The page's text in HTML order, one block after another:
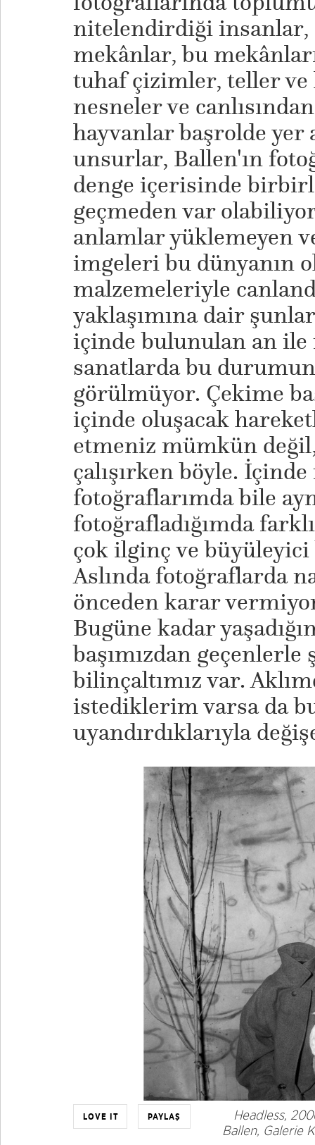
nitelendirdiği insanlar,
mekânlar, bu
tuhaf çizimler, teller
nesneler ve
hayvanlar başrolde yer
unsurlar, Ballen'ın
denge içerisinde
geçmeden var
anlamlar yüklemeyen
imgeleri bu dünyanın
malzemeleriyle
yaklaşımına dair
içinde bulunulan an
sanatlarda bu
görülmüyor. Çekime
içinde oluşacak
etmeniz mümkün
çalışırken böyle.
fotoğraflarımda bile
fotoğrafladığımda
çok ilginç ve
Aslında fotoğraflarda
önceden karar
Bugüne kadar
başımızdan
bilinçaltımız var.
istediklerim varsa da
uyandırdıklarıyla
LOVE IT PAYLAŞ
Headless,
Ballen, Galerie